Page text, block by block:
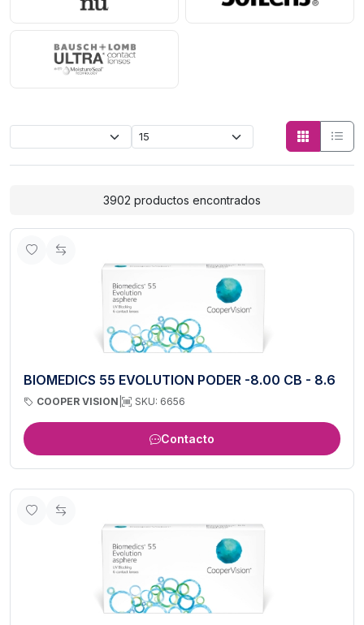
Lentes de Contacto
3902 productos encontrados
BIOMEDICS 55 EVOLUTION PODER -8.00 CB - 8.6
COOPER VISION SKU: 6656
Contacto